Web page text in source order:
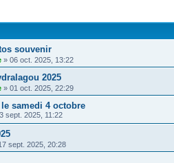
souvenir
» 06 oct. 2025, 13:22
2025
» 01 oct. 2025, 22:29
samedi 4 octobre
sept. 2025, 11:22
sept. 2025, 20:28